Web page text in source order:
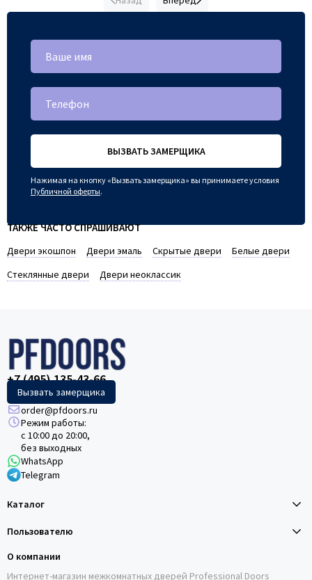
ВЫЗВАТЬ ЗАМЕРЩИКА
Нажимая на кнопку «Вызвать замерщика» вы принимаете условия
Публичной оферты.
ТАКЖЕ ЧАСТО СПРАШИВАЮТ
Двери экошпон Двери эмаль Скрытые двери
Белые двери
Стеклянные двери
Двери неоклассик
+7 (495) 135-43-66
Вызвать замерщика
order@pfdoors.ru
Режим работы:
с 10:00 до 20:00,
без выходных
WhatsApp
Telegram
Каталог
Пользователю
О компании
Интернет-магазин межкомнатных дверей Professional Doors